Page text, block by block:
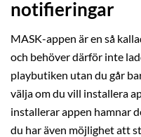
notifieringar
MASK-appen är en så
och behöver därför inte
playbutiken utan du går
välja om du vill installera
installerar appen hamnar
du har även möjlighet att